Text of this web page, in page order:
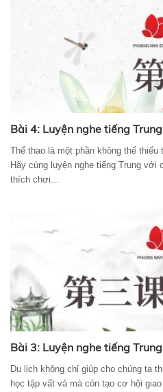
Bài 4: Luyện nghe tiếng
Thể thao là một phần không thể thiếu
Hãy cùng luyện nghe tiếng Trung
thích chơi...
Bài 3: Luyện nghe tiếng
Du lịch không chỉ giúp cho chúng ta
học tập vất vả mà còn tạo cơ hội